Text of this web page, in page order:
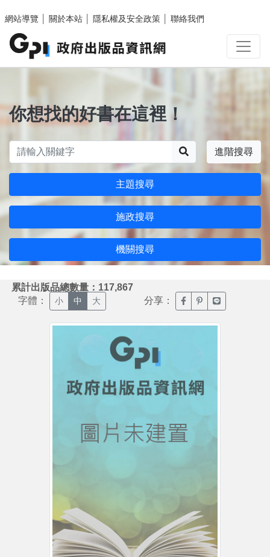
網站導覽
關於本站 隱私權及安全政策 聯絡我們
你想找的好書在這裡！
進階搜尋
主題搜尋
施政搜尋
機關搜尋
累計出版品總數量：117,867
字體： 小 中 大 分享： 臉書分享(另開新視窗)
噗浪分享(另開新
Line分享(另